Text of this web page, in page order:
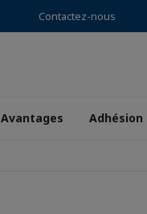
Contactez-nous
Avantages Adhésion